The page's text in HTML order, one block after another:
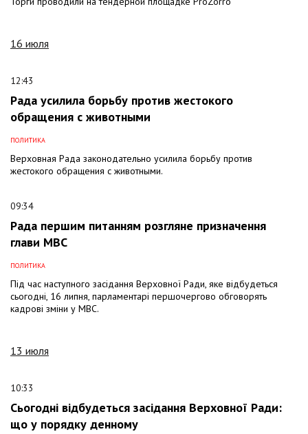
16 июля
12:43
Рада усилила борьбу против жестокого
обращения с животными
ПОЛИТИКА
Верховная Рада законодательно усилила борьбу против
жестокого обращения с животными.
09:34
Рада першим питанням розгляне призначення
глави МВС
ПОЛИТИКА
Під час наступного засідання Верховної Ради, яке відбудеться
сьогодні, 16 липня, парламентарі першочергово обговорять
кадрові зміни у МВС.
13 июля
10:33
Сьогодні відбудеться засідання Верховної Ради:
що у порядку денному